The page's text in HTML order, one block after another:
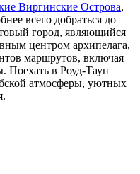
Виргинские Острова,
всего добраться до
город, являющийся
центром архипелага,
маршрутов, включая
Поехать в Роуд-Таун
атмосферы, уютных